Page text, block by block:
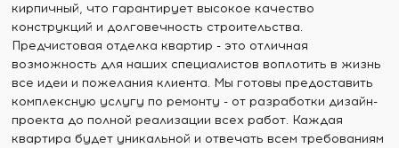
кирпичный, что гарантирует высокое качество
конструкций и долговечность строительства.
Предчистовая отделка квартир - это отличная
возможность для наших специалистов воплотить в жизнь
все идеи и пожелания клиента. Мы готовы предоставить
комплексную услугу по ремонту - от разработки дизайн-
проекта до полной реализации всех работ. Каждая
квартира будет уникальной и отвечать всем требованиям